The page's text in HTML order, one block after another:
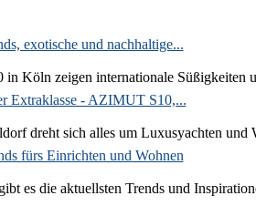
exotische und nachhaltige...
Köln zeigen internationale Süßigkeiten
Extraklasse - AZIMUT S10,...
dreht sich alles um Luxusyachten und
fürs Einrichten und Wohnen
es die aktuellsten Trends und